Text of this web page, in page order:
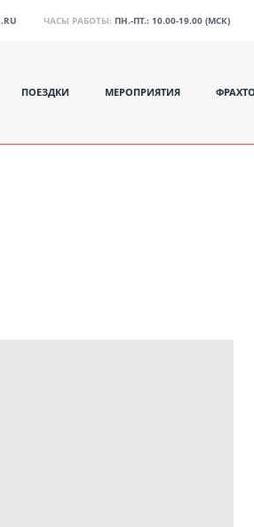
ЧАСЫ РАБОТЫ: ПН.-ПТ.: 10.00-19.00 (МСК)
ПОЕЗДКИ МЕРОПРИЯТИЯ